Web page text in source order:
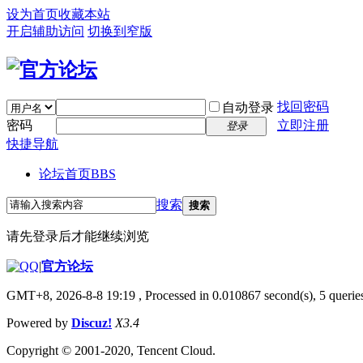
设为首页收藏本站
开启辅助访问 切换到窄版
自动登录 找回密码
密码
登录
立即注册
快捷导航
论坛首页BBS
搜索 搜索
请先登录后才能继续浏览
|官方论坛
GMT+8, 2026-8-8 19:19 , Processed in 0.010867 second(s), 5
Powered by Discuz! X3.4
Copyright © 2001-2020, Tencent Cloud.